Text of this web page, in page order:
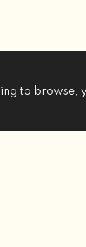
to browse,